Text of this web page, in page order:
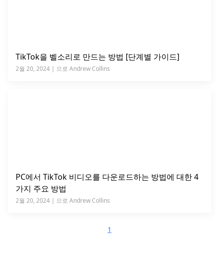
TikTok을 벨소리로 만드는 방법 [단계별 가이드]
2월 20, 2024 | 으로 Andrew Collins
PC에서 TikTok 비디오를 다운로드하는 방법에 대한 4
가지 주요 방법
2월 20, 2024 | 으로 Andrew Collins
1